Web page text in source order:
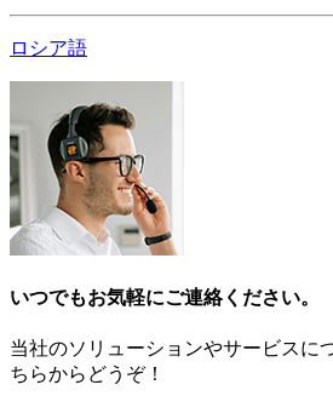
ロシア語
いつでもお気軽にご連絡ください。
当社のソリューションやサービスに
ちらからどうぞ！